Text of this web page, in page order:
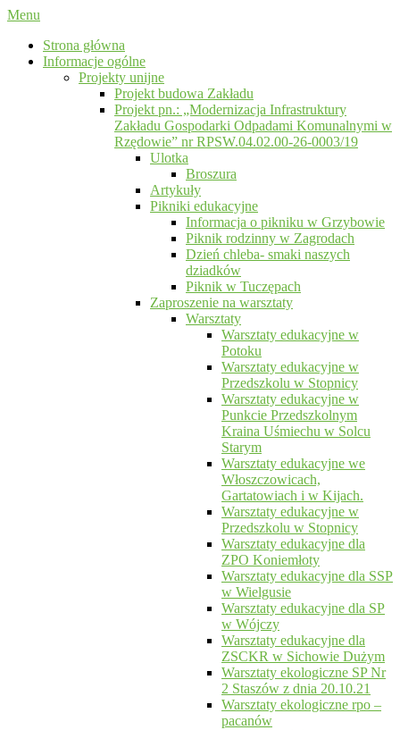
Menu
Strona główna
Informacje ogólne
Projekty unijne
Projekt budowa Zakładu
Projekt pn.: „Modernizacja Infrastruktury
Zakładu Gospodarki Odpadami Komunalnymi w
Rzędowie” nr RPSW.04.02.00-26-0003/19
Ulotka
Broszura
Artykuły
Pikniki edukacyjne
Informacja o pikniku w Grzybowie
Piknik rodzinny w Zagrodach
Dzień chleba- smaki naszych
dziadków
Piknik w Tuczępach
Zaproszenie na warsztaty
Warsztaty
Warsztaty edukacyjne w
Potoku
Warsztaty edukacyjne w
Przedszkolu w Stopnicy
Warsztaty edukacyjne w
Punkcie Przedszkolnym
Kraina Uśmiechu w Solcu
Starym
Warsztaty edukacyjne we
Włoszczowicach,
Gartatowiach i w Kijach.
Warsztaty edukacyjne w
Przedszkolu w Stopnicy
Warsztaty edukacyjne dla
ZPO Koniemłoty
Warsztaty edukacyjne dla SSP
w Wielgusie
Warsztaty edukacyjne dla SP
w Wójczy
Warsztaty edukacyjne dla
ZSCKR w Sichowie Dużym
Warsztaty ekologiczne SP Nr
2 Staszów z dnia 20.10.21
Warsztaty ekologiczne rpo –
pacanów